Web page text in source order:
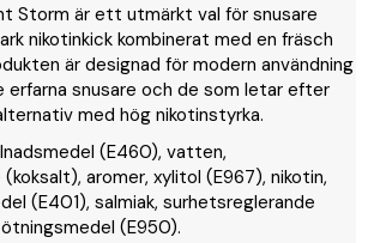
Storm är ett utmärkt val för snusare
nikotinkick kombinerat med en fräsch
är designad för modern användning
erfarna snusare och de som letar efter
med hög nikotinstyrka.
(E460), vatten,
aromer, xylitol (E967), nikotin,
(E401), salmiak, surhetsreglerande
(E950).